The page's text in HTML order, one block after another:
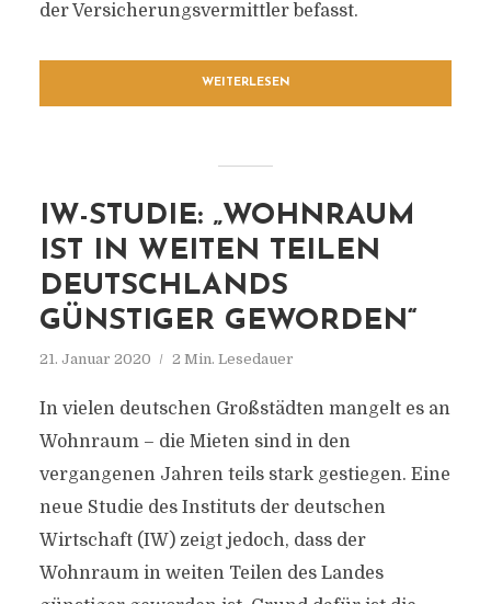
der Versicherungsvermittler befasst.
WEITERLESEN
IW-STUDIE: „WOHNRAUM
IST IN WEITEN TEILEN
DEUTSCHLANDS
GÜNSTIGER GEWORDEN“
21. Januar 2020 2 Min. Lesedauer
In vielen deutschen Großstädten mangelt es an
Wohnraum – die Mieten sind in den
vergangenen Jahren teils stark gestiegen. Eine
neue Studie des Instituts der deutschen
Wirtschaft (IW) zeigt jedoch, dass der
Wohnraum in weiten Teilen des Landes